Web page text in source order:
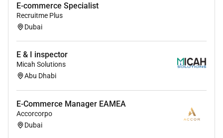
E-commerce Specialist
Recruitme Plus
Dubai
E & I inspector
Micah Solutions
Abu Dhabi
E-Commerce Manager EAMEA
Accorcorpo
Dubai